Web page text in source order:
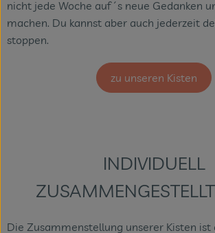
nicht jede Woche auf´s neue Gedanken
machen. Du kannst aber auch jederzeit
stoppen.
zu unseren Kisten
INDIVIDUELL
Die Zusammenstellung unserer Kisten ist